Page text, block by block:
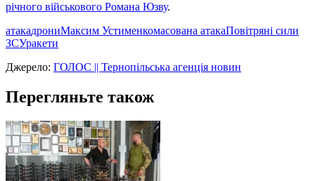
річного військового Романа Юзву.
атакадрониМаксим Устименкомасована атакаПовітряні сили
ЗСУракети
Джерело: ГОЛОС || Тернопільська агенція новин
Перегляньте також